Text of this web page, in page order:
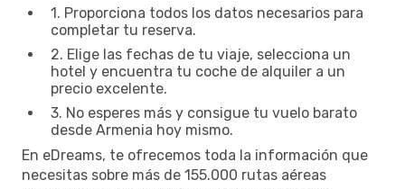
1. Proporciona todos los datos necesarios para
completar tu reserva.
2. Elige las fechas de tu viaje, selecciona un
hotel y encuentra tu coche de alquiler a un
precio excelente.
3. No esperes más y consigue tu vuelo barato
desde Armenia hoy mismo.
En eDreams, te ofrecemos toda la información que
necesitas sobre más de 155.000 rutas aéreas